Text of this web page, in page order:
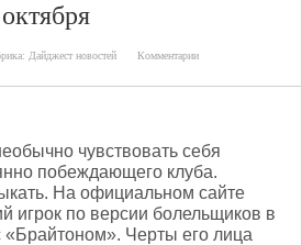
Дайджест новостей Комментарии
чувствовать себя
побеждающего клуба.
На официальном сайте
игрок по версии болельщиков в
«Брайтоном». Черты его лица